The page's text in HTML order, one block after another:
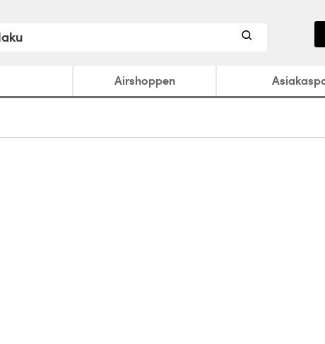
Airshoppen